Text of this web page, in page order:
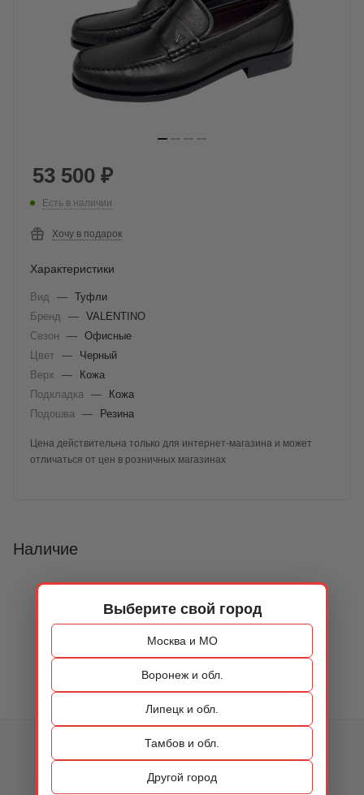
Выберите свой город
Москва и МО
Воронеж и обл.
Липецк и обл.
Тамбов и обл.
Другой город
53 500 ₽
Есть в наличии
Хочу в подарок
Характеристики
Вид — Туфли
Бренд
— VALENTINO
Сезон
— Офисные
Цвет —
Черный
Верх
—
Кожа
Подкладка
—
Кожа
Подошва
— Резина
Цена действительна только для интернет-магазина и может
отличаться от цен в розничных магазинах
Наличие
КАТАЛОГ
ОБУВЬ